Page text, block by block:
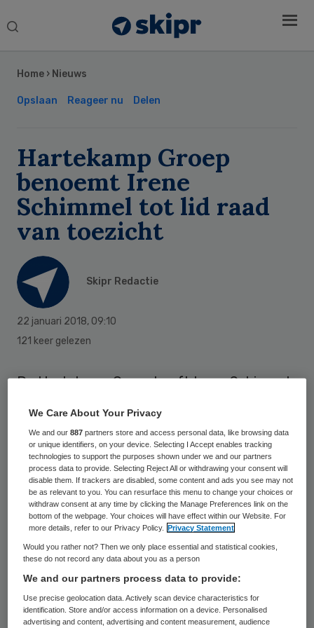
Search
Home › Nieuws
Opslaan Reageer nu Delen
Hartekamp Groep
benoemt Irene
Schimmel tot lid raad
van toezicht
Skipr Redactie
22 januari 2018, 09:10
121 keer gelezen
De Hartekamp Groep heeft Irene Schimmel-
toezicht. Zij volgt Daan Boot op.
Irene Schimmel is directeur van het Advies-
en BegeleidingsCentrum (ABC) voor het
onderwijs in Amsterdam. Zij is ook
voorzitter van de raad van toezicht bij
Junis Kinderopvang in Alphen aan den Rijn.
Zij heeft vooral op het gebied van
organisatieontwikkeling en HR veel
ervaring. Schimmel is oprichter/ eigenaar
Sidebar
We Care About Your Privacy
We and our887 partners store and access personal data, like browsing data
or unique identifiers, on your device. Selecting I Accept enables tracking
technologies to support the purposes shown under we and our partners
process data to provide. Selecting Reject All or withdrawing your consent will
disable them. If trackers are disabled, some content and ads you see may not
be as relevant to you. You can resurface this menu to change your choices or
withdraw consent at any time by clicking the Manage Preferences link on the
bottom of the webpage. Your choices will have effect within our Website. For
more details, refer to our Privacy Policy.
Privacy Statement
Would you rather not? Then we only place essential and statistical cookies,
these do not record any data about you as a person
We and our partners process data to provide:
Use precise geolocation data. Actively scan device characteristics for
identification. Store and/or access information on a device. Personalised
advertising and content, advertising and content measurement, audience